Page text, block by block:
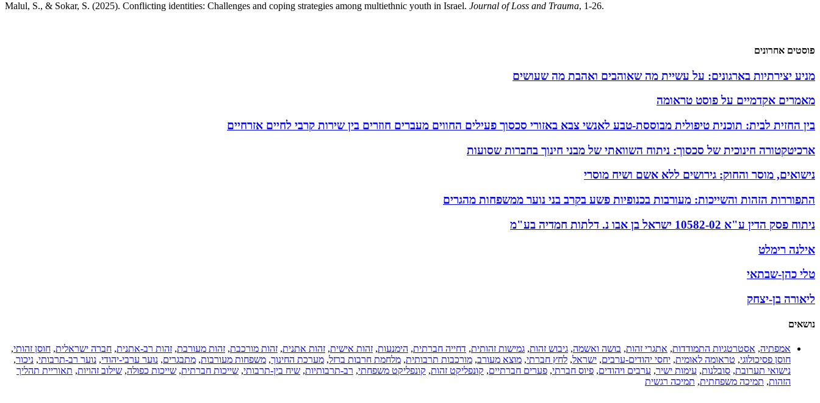
Malul, S., & Sokar, S. (2025). Conflicting identities: Challenges and coping strategies among multiethnic youth in Israel. Journal of Loss and Trauma, 1-26.
פוסטים אחרונים
מניע יצירתיות בארגונים: על עשיית מה שאוהבים ואהבת מה שעושים
מאמרים אקדמיים על פוסט טראומה
בין החזית לבית: תוכנית טיפולית מבוססת-טבע לאנשי צבא באזורי סכסוך פעילים החווים מעברים חוזרים בין שירות קרבי לחיים אזרחיים
ארכיטקטורה חינוכית של סכסוך: ניתוח השוואתי של מבני חינוך בחברות שסועות
נישואים, מוסר והחוק: גירושים ללא אשם ושיח מוסרי
התפוררות הזהות והשייכות: מעורבות בכנופיות פשע בקרב בני נוער ממשפחות מהגרים
ניתוח פסק הדין ע"א 10582-02 ישראל בן אבו נ. דלתות חמדיה בע"מ
אילנה רימלט
טלי כהן-שבתאי
ליאורה בן-יצחק
נושאים
אמפתיה, אסטרטגיות התמודדות, אתגרי זהות, בושה ואשמה, גיבוש זהות, גמישות זהותית, דחייה חברתית, הימנעות, זהות אישית, זהות אתנית, זהות מורכבת, זהות מעורבת, זהות רב-אתנית, חברה ישראלית, חוסן זהותי,
חוסן פסיכולוגי, טראומה לאומית, יחסי יהודים-ערבים, ישראל, לחץ חברתי, מוצא מעורב, מורכבות תרבותית, מלחמת חרבות ברזל, מערכת החינוך, משפחות מעורבות, מתבגרים, נוער ערבי-יהודי, נוער רב-תרבותי, ניכור,
נישואי תערובת, סובלנות, עימות ישיר, ערבים ויהודים, פיוס חברתי, פערים חברתיים, קונפליקט זהות, קונפליקט משפחתי, רב-תרבותיות, שיח בין-תרבותי, שייכות חברתית, שייכות כפולה, שילוב זהויות, תאוריית תהליך
הזהות, תמיכה משפחתית, תמיכה רגשית